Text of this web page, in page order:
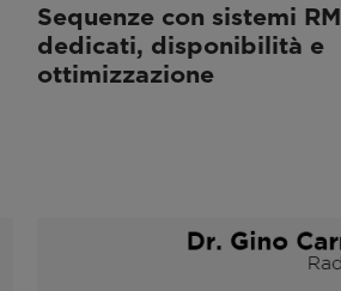
Sequenze con sistemi RM
dedicati, disponibilità e
ottimizzazione